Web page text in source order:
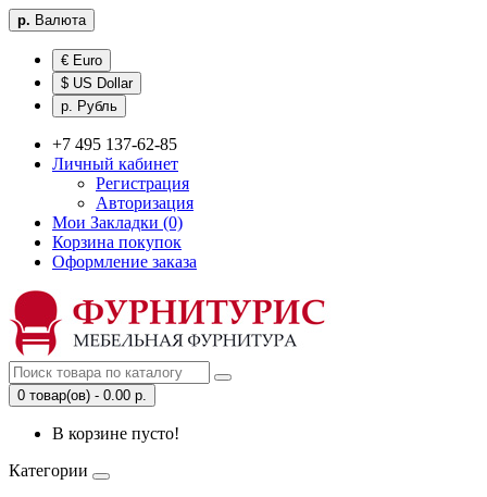
р. Валюта
€ Euro
$ US Dollar
р. Рубль
+7 495 137-62-85
Личный кабинет
Регистрация
Авторизация
Мои Закладки (0)
Корзина покупок
Оформление заказа
0 товар(ов) - 0.00 р.
В корзине пусто!
Категории